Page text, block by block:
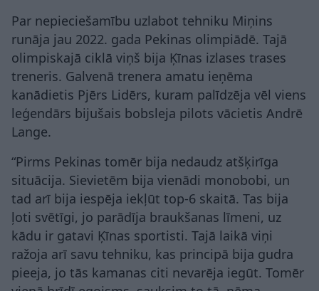
Par nepieciešamību uzlabot tehniku Miņins
runāja jau 2022. gada Pekinas olimpiādē. Tajā
olimpiskajā ciklā viņš bija Ķīnas izlases trases
treneris. Galvenā trenera amatu ieņēma
kanādietis Pjērs Lidērs, kuram palīdzēja vēl viens
leģendārs bijušais bobsleja pilots vācietis Andrē
Lange.
“Pirms Pekinas tomēr bija nedaudz atšķirīga
situācija. Sievietēm bija vienādi monobobi, un
tad arī bija iespēja iekļūt top-6 skaitā. Tas bija
ļoti svētīgi, jo parādīja braukšanas līmeni, uz
kādu ir gatavi Ķīnas sportisti. Tajā laikā viņi
ražoja arī savu tehniku, kas principā bija gudra
pieeja, jo tās kamanas citi nevarēja iegūt. Tomēr